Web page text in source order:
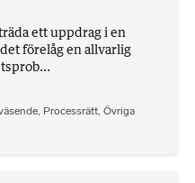
ett uppdrag i en
förelåg en allvarlig
Processrätt Övriga